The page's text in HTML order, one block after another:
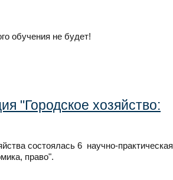
обучения не будет!
"Городское хозяйство:
состоялась 6 научно-практическая
право".